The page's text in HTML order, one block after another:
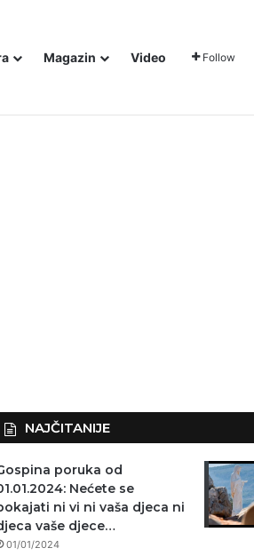
Magazin Video Follow
NAJČITANIJE
poruka od
Nećete se
ni vi ni vaša djeca ni
vaše djece…
01/01/2024